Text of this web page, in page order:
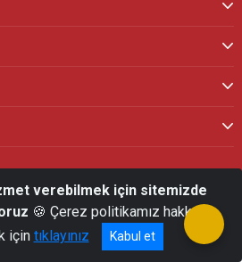
Müdürlüğü
verebilmek için sitemizde
🍪 Çerez politikamız hakkında
için tıklayınız Kabul et